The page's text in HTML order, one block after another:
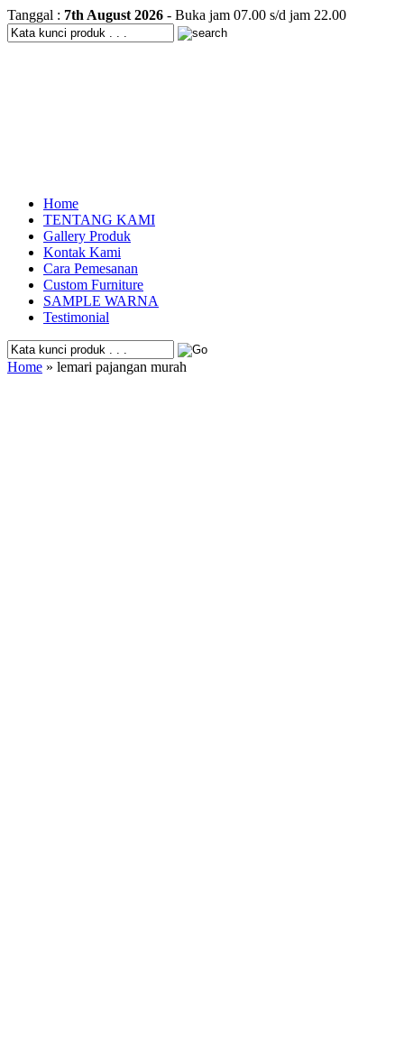
Tanggal : 7th August 2026 - Buka jam 07.00 s/d jam 22.00
Home
TENTANG KAMI
Gallery Produk
Kontak Kami
Cara Pemesanan
Custom Furniture
SAMPLE WARNA
Testimonial
Home » lemari pajangan murah